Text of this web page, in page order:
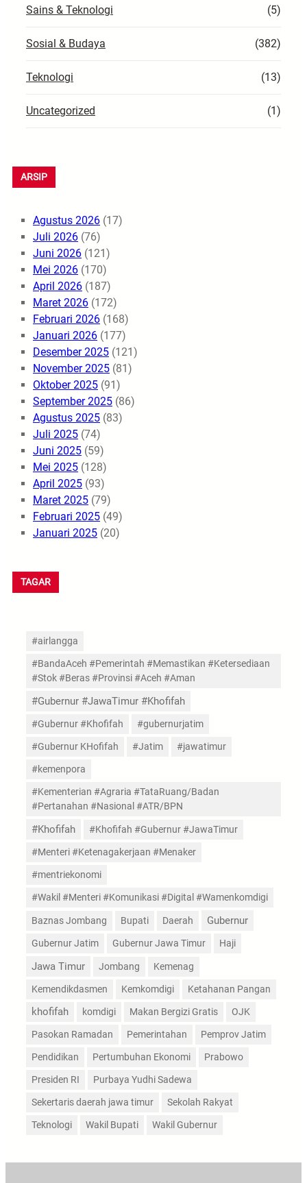
Sains & Teknologi (5)
Sosial & Budaya (382)
Teknologi (13)
Uncategorized (1)
ARSIP
Agustus 2026 (17)
Juli 2026 (76)
Juni 2026 (121)
Mei 2026 (170)
April 2026 (187)
Maret 2026 (172)
Februari 2026 (168)
Januari 2026 (177)
Desember 2025 (121)
November 2025 (81)
Oktober 2025 (91)
September 2025 (86)
Agustus 2025 (83)
Juli 2025 (74)
Juni 2025 (59)
Mei 2025 (128)
April 2025 (93)
Maret 2025 (79)
Februari 2025 (49)
Januari 2025 (20)
TAGAR
#airlangga
#BandaAceh #Pemerintah #Memastikan #Ketersediaan
#Stok #Beras #Provinsi #Aceh #Aman
#Gubernur #JawaTimur #Khofifah
#Gubernur #Khofifah #gubernurjatim
#Gubernur KHofifah #Jatim #jawatimur
#kemenpora
#Kementerian #Agraria #TataRuang/Badan
#Pertanahan #Nasional #ATR/BPN
#Khofifah #Khofifah #Gubernur #JawaTimur
#Menteri #Ketenagakerjaan #Menaker
#mentriekonomi
#Wakil #Menteri #Komunikasi #Digital #Wamenkomdigi
Baznas Jombang Bupati Daerah Gubernur
Gubernur Jatim Gubernur Jawa Timur Haji
Jawa Timur Jombang Kemenag
Kemendikdasmen Kemkomdigi Ketahanan Pangan
khofifah komdigi Makan Bergizi Gratis OJK
Pasokan Ramadan Pemerintahan Pemprov Jatim
Pendidikan Pertumbuhan Ekonomi Prabowo
Presiden RI Purbaya Yudhi Sadewa
Sekertaris daerah jawa timur Sekolah Rakyat
Teknologi Wakil Bupati Wakil Gubernur